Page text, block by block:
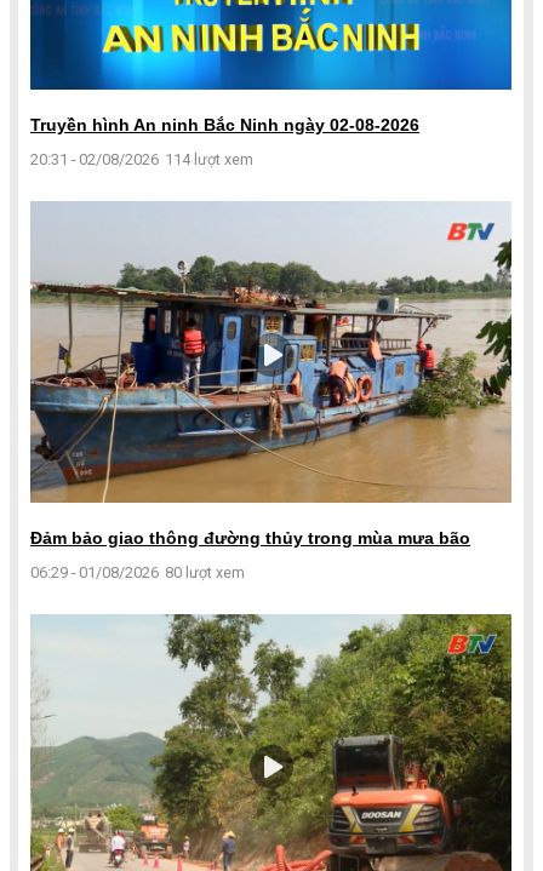
Truyền hình An ninh Bắc Ninh ngày 02-08-2026
20:31 - 02/08/2026 114 lượt xem
Đảm bảo giao thông đường thủy trong mùa mưa bão
06:29 - 01/08/2026 80 lượt xem